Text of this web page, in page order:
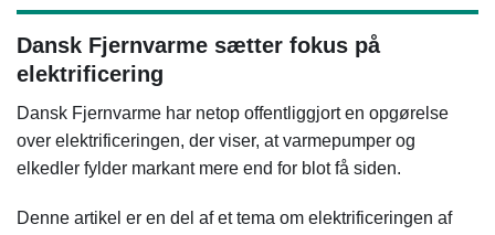
Dansk Fjernvarme sætter fokus på
elektrificering
Dansk Fjernvarme har netop offentliggjort en opgørelse
over elektrificeringen, der viser, at varmepumper og
elkedler fylder markant mere end for blot få siden.
Denne artikel er en del af et tema om elektrificeringen af